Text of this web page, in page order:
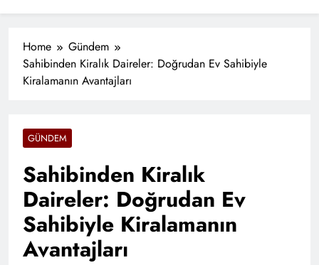
Home
Gündem
Sahibinden Kiralık Daireler: Doğrudan Ev Sahibiyle
Kiralamanın Avantajları
GÜNDEM
Sahibinden Kiralık
Daireler: Doğrudan Ev
Sahibiyle Kiralamanın
Avantajları